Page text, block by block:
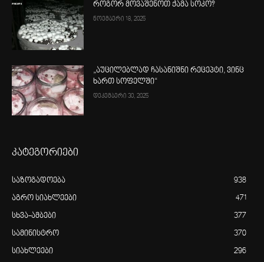
როგორ მოვაშენოთ ქამა სოკო?
ნოემბერი 18, 2025
„აუცილებლად ჩასანიშნი რეცეპტი, ვინც
ხართ სოფელში“
დეკემბერი 30, 2025
კატეგორიები
საზოგადოება 938
აგრო სიახლეები 471
სხვა-ამბები 377
სამინისტრო 370
სიახლეები 296